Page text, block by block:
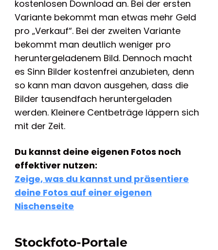
kostenlosen Download an. Bei der ersten
Variante bekommt man etwas mehr Geld
pro „Verkauf“. Bei der zweiten Variante
bekommt man deutlich weniger pro
heruntergeladenem Bild. Dennoch macht
es Sinn Bilder kostenfrei anzubieten, denn
so kann man davon ausgehen, dass die
Bilder tausendfach heruntergeladen
werden. Kleinere Centbeträge läppern sich
mit der Zeit.
Du kannst deine eigenen Fotos noch
effektiver nutzen:
Zeige, was du kannst und präsentiere
deine Fotos auf einer eigenen
Nischenseite
Stockfoto-Portale